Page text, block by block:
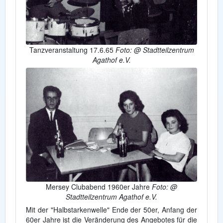
Tanzveranstaltung 17.6.65 Foto: @ Stadtteilzentrum
Agathof e.V.
Mersey Clubabend 1960er Jahre Foto: @
Stadtteilzentrum Agathof e.V.
Mit der "Halbstarkenwelle" Ende der 50er, Anfang der
60er Jahre ist die Veränderung des Angebotes für die